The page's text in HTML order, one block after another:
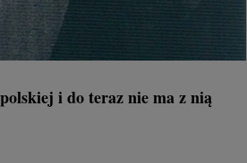
i do teraz nie ma z nią